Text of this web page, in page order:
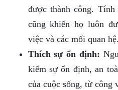
được thành công.
cũng khiến họ luôn
việc và các mối quan hệ.
Thích sự ổn định:
kiếm sự ổn định, an
của cuộc sống, từ công